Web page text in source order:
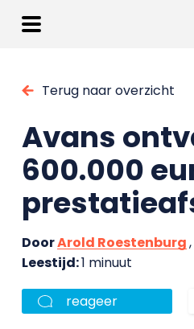
Terug naar overzicht
Avans
600.000
DoorArold Roestenburg
Leestijd:1 minuut
reageer